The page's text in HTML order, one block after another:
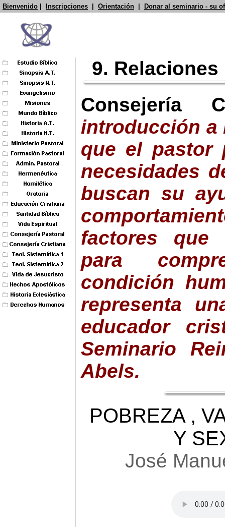
Bienvenido Inscripciones Orientación Donar al seminario - su
9. Relaciones
Consejería
introducción a
que el pastor
necesidades
buscan su
factores que
para
condición
representa
educador
Seminario
Abels.
POBREZA ,
Y
José